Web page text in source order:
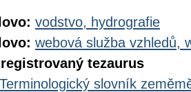
vodstvo, hydrografie
webová služba vzhledů,
tezaurus
Terminologický slovník